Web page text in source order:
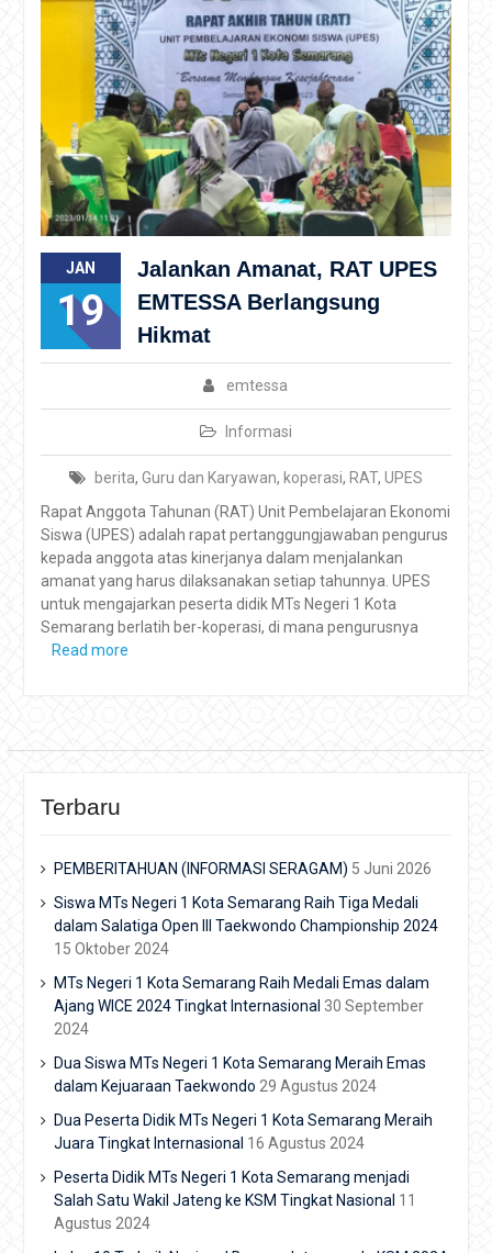
JAN
19
Jalankan Amanat, RAT UPES
EMTESSA Berlangsung
Hikmat
emtessa
Informasi
berita, Guru dan Karyawan, koperasi, RAT, UPES
Rapat Anggota Tahunan (RAT) Unit Pembelajaran Ekonomi
Siswa (UPES) adalah rapat pertanggungjawaban pengurus
kepada anggota atas kinerjanya dalam menjalankan
amanat yang harus dilaksanakan setiap tahunnya. UPES
untuk mengajarkan peserta didik MTs Negeri 1 Kota
Semarang berlatih ber-koperasi, di mana pengurusnya
Read more
Terbaru
PEMBERITAHUAN (INFORMASI SERAGAM) 5 Juni 2026
Siswa MTs Negeri 1 Kota Semarang Raih Tiga Medali
dalam Salatiga Open III Taekwondo Championship 2024
15 Oktober 2024
MTs Negeri 1 Kota Semarang Raih Medali Emas dalam
Ajang WICE 2024 Tingkat Internasional 30 September
2024
Dua Siswa MTs Negeri 1 Kota Semarang Meraih Emas
dalam Kejuaraan Taekwondo 29 Agustus 2024
Dua Peserta Didik MTs Negeri 1 Kota Semarang Meraih
Juara Tingkat Internasional 16 Agustus 2024
Peserta Didik MTs Negeri 1 Kota Semarang menjadi
Salah Satu Wakil Jateng ke KSM Tingkat Nasional 11
Agustus 2024